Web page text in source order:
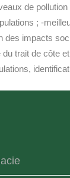
de
; -
des impacts
trait de côte